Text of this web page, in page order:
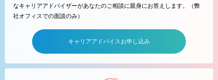
なキャリアアドバイザーがあなたのご相談に親身にお答えします。（弊
社オフィスでの面談のみ）
キャリアアドバイスお申し込み